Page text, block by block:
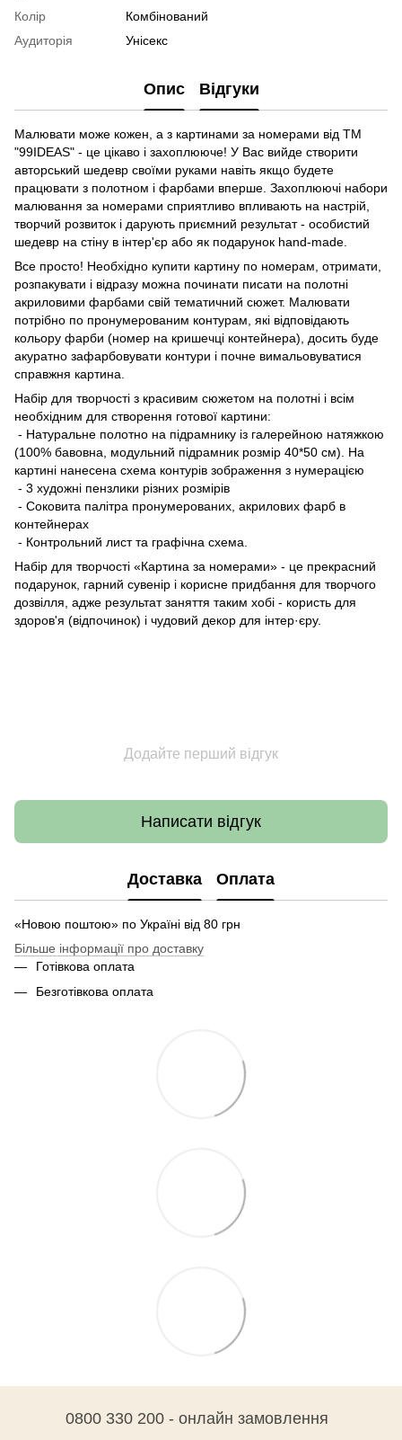
Колір
Комбінований
Аудиторія
Унісекс
Опис Відгуки
Малювати може кожен, а з картинами за номерами від ТМ
"99IDEAS" - це цікаво і захоплююче! У Вас вийде створити
авторський шедевр своїми руками навіть якщо будете
працювати з полотном і фарбами вперше. Захоплюючі набори
малювання за номерами сприятливо впливають на настрій,
творчий розвиток і дарують приємний результат - особистий
шедевр на стіну в інтер'єр або як подарунок hand-made.
Все просто! Необхідно купити картину по номерам, отримати,
розпакувати і відразу можна починати писати на полотні
акриловими фарбами свій тематичний сюжет. Малювати
потрібно по пронумерованим контурам, які відповідають
кольору фарби (номер на кришечці контейнера), досить буде
акуратно зафарбовувати контури і почне вимальовуватися
справжня картина.
Набір для творчості з красивим сюжетом на полотні і всім
необхідним для створення готової картини:
- Натуральне полотно на підрамнику із галерейною натяжкою
(100% бавовна, модульний підрамник розмір 40*50 см). На
картині нанесена схема контурів зображення з нумерацією
- 3 художні пензлики різних розмірів
- Соковита палітра пронумерованих, акрилових фарб в
контейнерах
- Контрольний лист та графічна схема.
Набір для творчості «Картина за номерами» - це прекрасний
подарунок, гарний сувенір і корисне придбання для творчого
дозвілля, адже результат заняття таким хобі - користь для
здоров'я (відпочинок) і чудовий декор для інтер·єру.
Додайте перший відгук
Написати відгук
Доставка Оплата
«Новою поштою» по Україні від 80 грн
Більше інформації про доставку
Готівкова оплата
Безготівкова оплата
0800 330 200 - онлайн замовлення